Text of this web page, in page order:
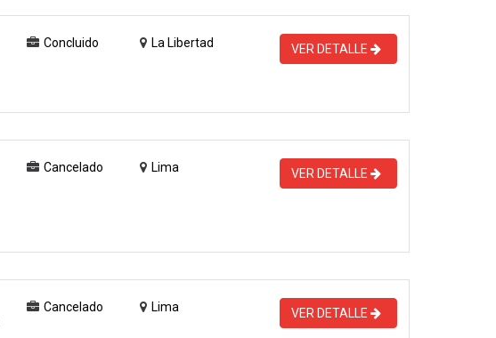
Concluido La Libertad VER DETALLE
Cancelado Lima VER DETALLE
Cancelado Lima VER DETALLE